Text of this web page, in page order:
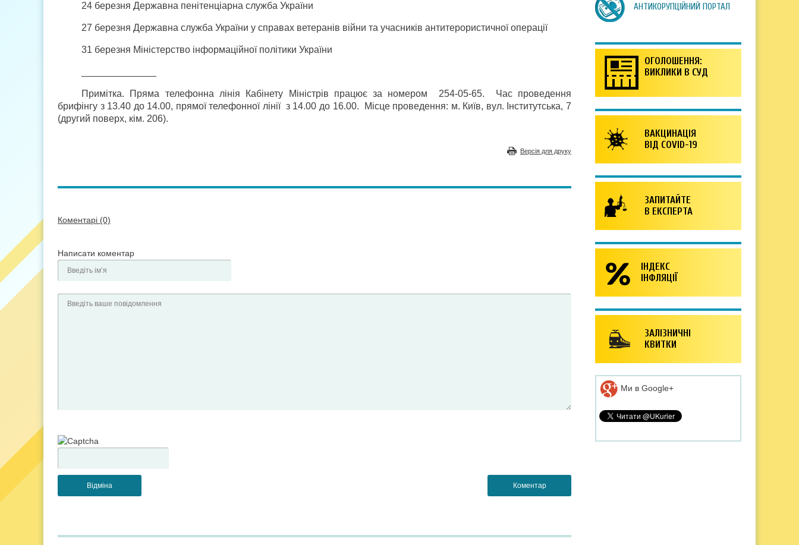
24 березня Державна пенітенціарна служба України
27 березня Державна служба України у справах ветеранів війни та учасників антитерористичної операції
31 березня Міністерство інформаційної політики України
Примітка. Пряма телефонна лінія Кабінету Міністрів працює за номером 254-05-65. Час проведення
брифінгу з 13.40 до 14.00, прямої телефонної лінії з 14.00 до 16.00. Місце проведення: м. Київ, вул. Інститутська, 7
(другий поверх, кім. 206).
Версія для друку
Коментарі (0)
Написати коментар
АНТИКОРУПЦІЙНИЙ ПОРТАЛ
ОГОЛОШЕННЯ:
ВИКЛИКИ В СУД
ВАКЦИНАЦІЯ
ВІД COVID-19
ЗАПИТАЙТЕ
В ЕКСПЕРТА
ІНДЕКС
ІНФЛЯЦІЇ
ЗАЛІЗНИЧНІ
КВИТКИ
Ми в Google+